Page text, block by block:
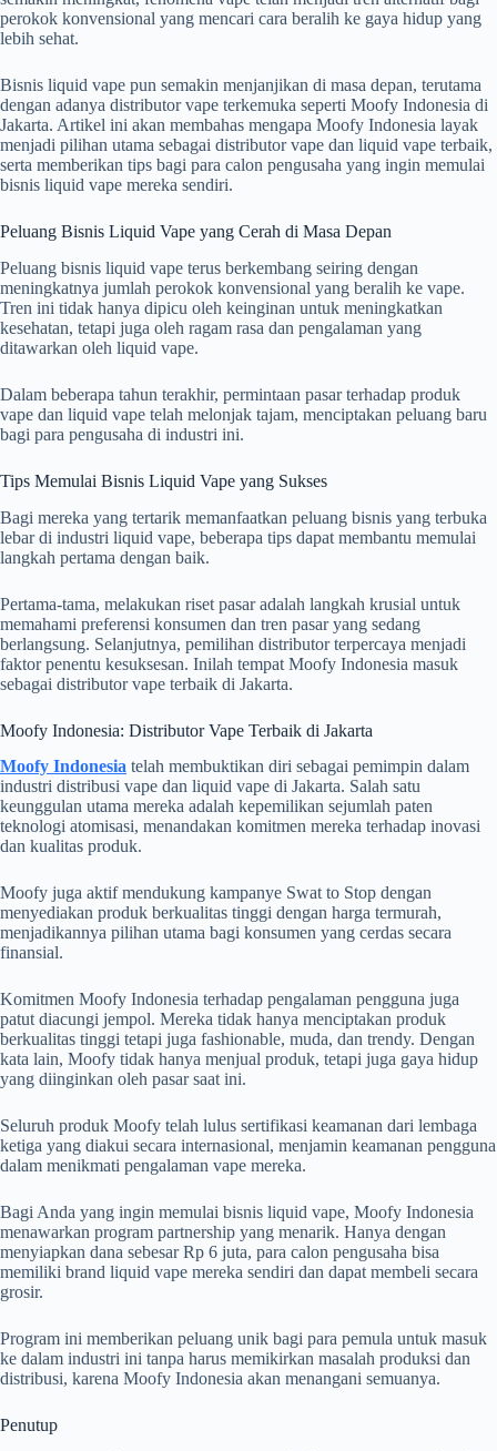
perokok konvensional yang mencari cara beralih ke gaya hidup yang
lebih sehat.
Bisnis liquid vape pun semakin menjanjikan di masa depan, terutama
dengan adanya distributor vape terkemuka seperti Moofy Indonesia di
Jakarta. Artikel ini akan membahas mengapa Moofy Indonesia layak
menjadi pilihan utama sebagai distributor vape dan liquid vape terbaik,
serta memberikan tips bagi para calon pengusaha yang ingin memulai
bisnis liquid vape mereka sendiri.
Peluang Bisnis Liquid Vape yang Cerah di Masa Depan
Peluang bisnis liquid vape terus berkembang seiring dengan
meningkatnya jumlah perokok konvensional yang beralih ke vape.
Tren ini tidak hanya dipicu oleh keinginan untuk meningkatkan
kesehatan, tetapi juga oleh ragam rasa dan pengalaman yang
ditawarkan oleh liquid vape.
Dalam beberapa tahun terakhir, permintaan pasar terhadap produk
vape dan liquid vape telah melonjak tajam, menciptakan peluang baru
bagi para pengusaha di industri ini.
Tips Memulai Bisnis Liquid Vape yang Sukses
Bagi mereka yang tertarik memanfaatkan peluang bisnis yang terbuka
lebar di industri liquid vape, beberapa tips dapat membantu memulai
langkah pertama dengan baik.
Pertama-tama, melakukan riset pasar adalah langkah krusial untuk
memahami preferensi konsumen dan tren pasar yang sedang
berlangsung. Selanjutnya, pemilihan distributor terpercaya menjadi
faktor penentu kesuksesan. Inilah tempat Moofy Indonesia masuk
sebagai distributor vape terbaik di Jakarta.
Moofy Indonesia: Distributor Vape Terbaik di Jakarta
Moofy Indonesia telah membuktikan diri sebagai pemimpin dalam
industri distribusi vape dan liquid vape di Jakarta. Salah satu
keunggulan utama mereka adalah kepemilikan sejumlah paten
teknologi atomisasi, menandakan komitmen mereka terhadap inovasi
dan kualitas produk.
Moofy juga aktif mendukung kampanye Swat to Stop dengan
menyediakan produk berkualitas tinggi dengan harga termurah,
menjadikannya pilihan utama bagi konsumen yang cerdas secara
finansial.
Komitmen Moofy Indonesia terhadap pengalaman pengguna juga
patut diacungi jempol. Mereka tidak hanya menciptakan produk
berkualitas tinggi tetapi juga fashionable, muda, dan trendy. Dengan
kata lain, Moofy tidak hanya menjual produk, tetapi juga gaya hidup
yang diinginkan oleh pasar saat ini.
Seluruh produk Moofy telah lulus sertifikasi keamanan dari lembaga
ketiga yang diakui secara internasional, menjamin keamanan pengguna
dalam menikmati pengalaman vape mereka.
Bagi Anda yang ingin memulai bisnis liquid vape, Moofy Indonesia
menawarkan program partnership yang menarik. Hanya dengan
menyiapkan dana sebesar Rp 6 juta, para calon pengusaha bisa
memiliki brand liquid vape mereka sendiri dan dapat membeli secara
grosir.
Program ini memberikan peluang unik bagi para pemula untuk masuk
ke dalam industri ini tanpa harus memikirkan masalah produksi dan
distribusi, karena Moofy Indonesia akan menangani semuanya.
Penutup